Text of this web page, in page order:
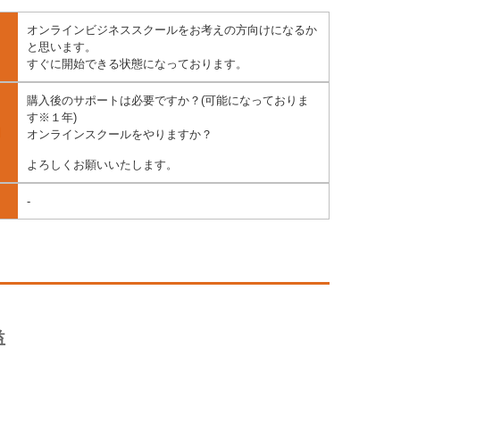
オンラインビジネススクールをお考えの方向けになるか
と思います。
すぐに開始できる状態になっております。
購入後のサポートは必要ですか？(可能になっておりま
す※１年)
オンラインスクールをやりますか？
よろしくお願いいたします。
-